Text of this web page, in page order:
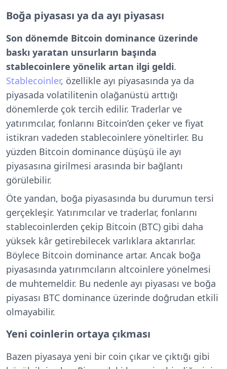
Boğa piyasası ya da ayı piyasası
Son dönemde Bitcoin dominance üzerinde
baskı yaratan unsurların başında
stablecoinlere yönelik artan ilgi geldi.
Stablecoinler, özellikle ayı piyasasında ya da
piyasada volatilitenin olağanüstü arttığı
dönemlerde çok tercih edilir. Traderlar ve
yatırımcılar, fonlarını Bitcoin’den çeker ve fiyat
istikrarı vadeden stablecoinlere yöneltirler. Bu
yüzden Bitcoin dominance düşüşü ile ayı
piyasasına girilmesi arasında bir bağlantı
görülebilir.
Öte yandan, boğa piyasasında bu durumun tersi
gerçekleşir. Yatırımcılar ve traderlar, fonlarını
stablecoinlerden çekip Bitcoin (BTC) gibi daha
yüksek kâr getirebilecek varlıklara aktarırlar.
Böylece Bitcoin dominance artar. Ancak boğa
piyasasında yatırımcıların altcoinlere yönelmesi
de muhtemeldir. Bu nedenle ayı piyasası ve boğa
piyasası BTC dominance üzerinde doğrudan etkili
olmayabilir.
Yeni coinlerin ortaya çıkması
Bazen piyasaya yeni bir coin çıkar ve çıktığı gibi